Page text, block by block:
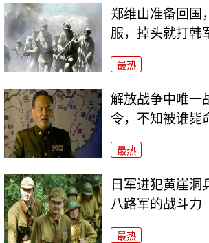
郑维山准备回国
服，掉头就打韩
最热
解放战争中唯一
令，不知被谁毙
最热
日军进犯黄崖洞
八路军的战斗力
最热